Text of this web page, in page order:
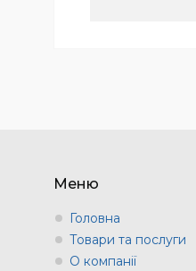
Меню
Головна
Товари та послуги
О компанії